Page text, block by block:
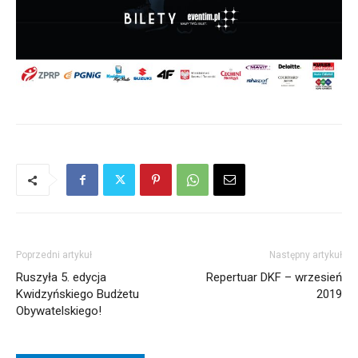
Poprzedni artykuł
Ruszyła 5. edycja
Kwidzyńskiego Budżetu
Obywatelskiego!
Następny artykuł
Repertuar DKF – wrzesień
2019